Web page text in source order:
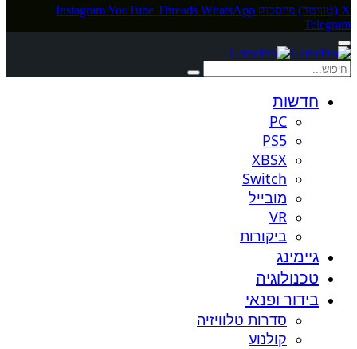
X (טוויטר) פייסבוק InstagramYouTube Threads WhatsApp
Telegram
חדשות
PC
PS5
XBSX
Switch
מובייל
VR
ביקורות
גיימינג
טכנולוגיה
בידור ופנאי
סדרות טלוויזיה
קולנוע